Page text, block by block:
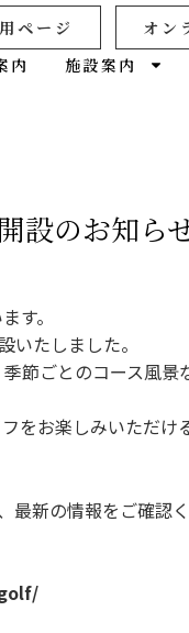
ページ
オン
内 施設案内
設のお知ら
す。
たしました。
節ごとのコース風景
をお楽しみいただけ
新の情報をご確認く